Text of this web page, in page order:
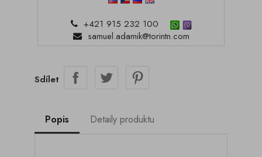
+421 915 232 100
samuel.adamik@torintn.com
Sdílet
Popis Detaily produktu